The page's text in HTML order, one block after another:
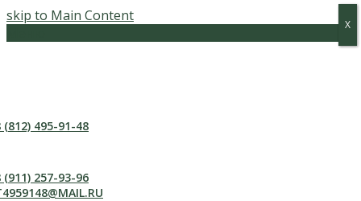
skip to Main Content
(812) 495-91-48
(911) 257-93-96
Х
Х